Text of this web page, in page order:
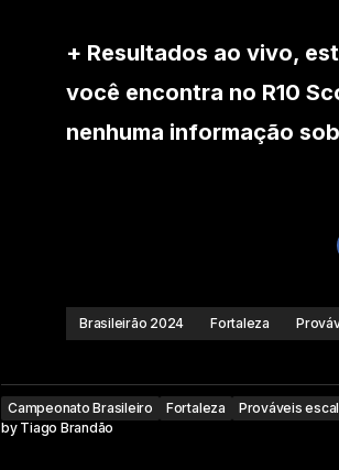
+ Resultados ao vivo,
você encontra no R10
nenhuma informação
Brasileirão 2024 Fortaleza
Campeonato Brasileiro Fortaleza Prováveis
by Tiago Brandão